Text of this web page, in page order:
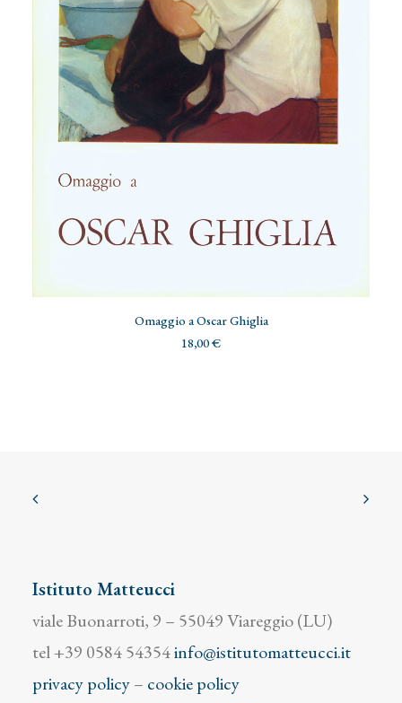
AGGIUNGI AL CARRELLO
Omaggio a Oscar Ghiglia
18,00€
Istituto Matteucci
viale Buonarroti, 9 – 55049 Viareggio (LU)
tel +39 0584 54354info@istitutomatteucci.it
privacy policy– cookie policy